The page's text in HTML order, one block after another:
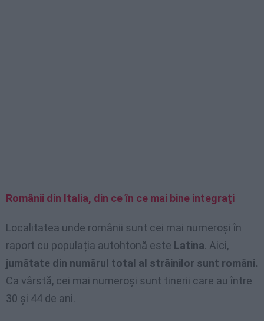
Românii din Italia, din ce în ce mai bine integraţi
Localitatea unde românii sunt cei mai numeroși în
raport cu populația autohtonă este Latina. Aici,
jumătate din numărul total al străinilor sunt români.
Ca vârstă, cei mai numeroși sunt tinerii care au între
30 și 44 de ani.